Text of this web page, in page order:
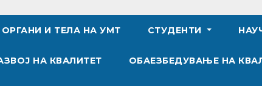
ОРГАНИ И ТЕЛА НА УМТ СТУДЕНТИ
НА КВАЛИТЕТ ОБАЕЗБЕДУВАЊЕ НА